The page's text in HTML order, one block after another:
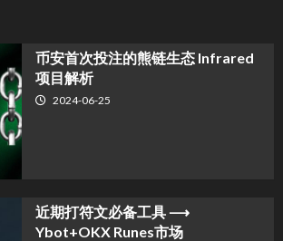
币安首次投注的熊链生态 Infrared
项目解析
2024-06-25
近期打符文必备工具 ⟶
Ybot+OKX Runes市场